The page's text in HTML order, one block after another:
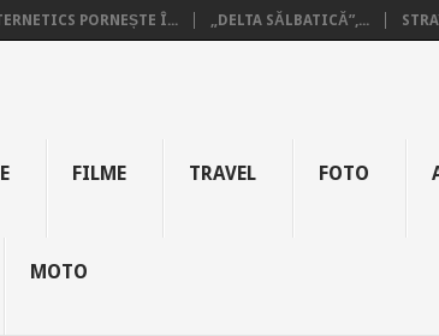
PORNEȘTE Î... „DELTA SĂLBATICĂ”,...
FILME TRAVEL FOTO
MOTO